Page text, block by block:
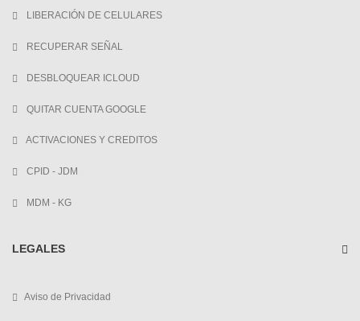
LIBERACIÓN DE CELULARES
RECUPERAR SEÑAL
DESBLOQUEAR ICLOUD
QUITAR CUENTA GOOGLE
ACTIVACIONES Y CREDITOS
CPID - JDM
MDM - KG
LEGALES
Aviso de Privacidad